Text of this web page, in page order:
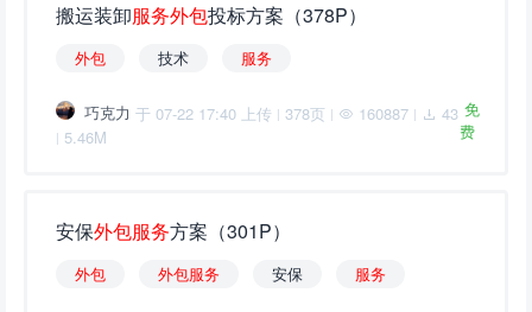
搬运装卸服务外包投标方案（378P）
外包 技术 服务
巧克力 于 07-22 17:40 上传 | 378页 | 160887 | 43
| 5.46M
免
费
安保外包服务方案（301P）
外包 外包服务 安保 服务